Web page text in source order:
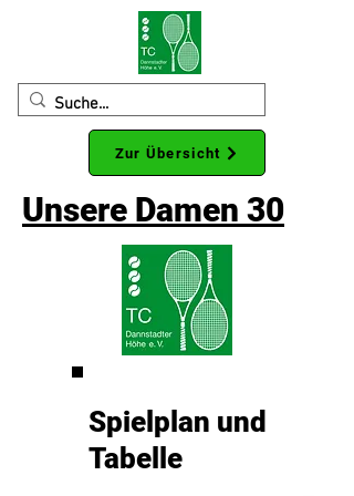
Zur Übersicht
Unsere Damen 30
Spiel plan und
Tabelle